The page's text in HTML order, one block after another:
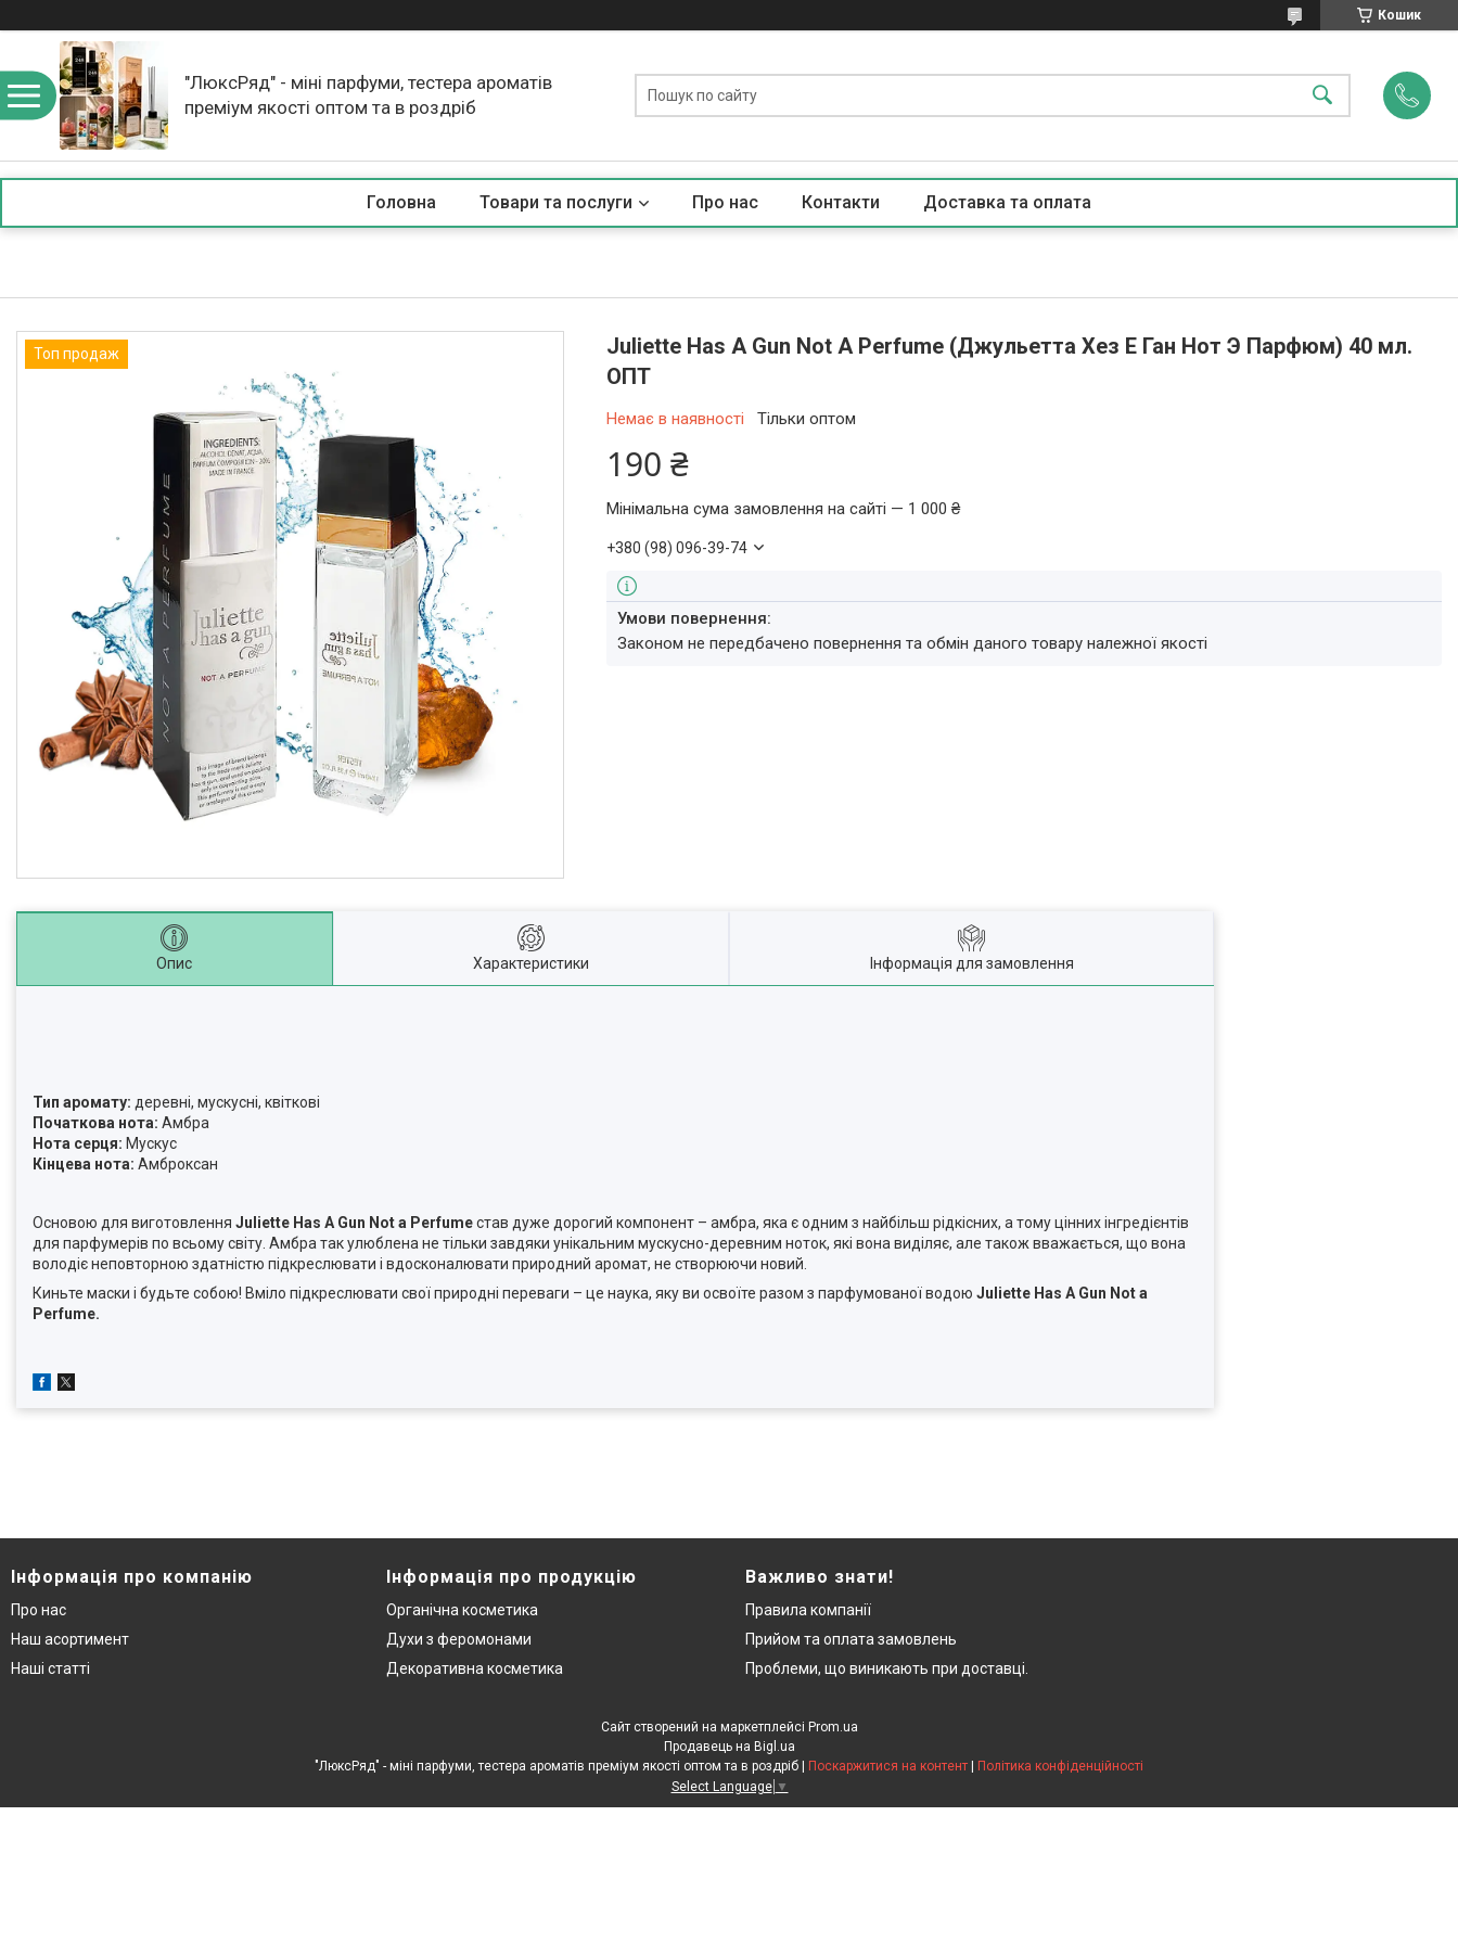
Кошик
"ЛюксРяд" - міні парфуми, тестера ароматів
преміум якості оптом та в роздріб
Головна Товари та послуги Про нас Контакти Доставка та оплата
Топ продаж
Juliette Has A Gun Not A Perfume (Джульетта Хез Е Ган Нот Э Парфюм) 40 мл.
ОПТ
Немає в наявності Тільки оптом
190 ₴
Мінімальна сума замовлення на сайті — 1 000 ₴
+380 (98) 096-39-74
Законом не передбачено повернення та обмін даного товару належної якості
Опис Характеристики Інформація для замовлення
Тип аромату: деревні, мускусні, квіткові
Початкова нота: Амбра
Нота серця: Мускус
Кінцева нота: Амброксан
Основою для виготовлення Juliette Has A Gun Not a Perfumeстав дуже дорогий компонент – амбра, яка є одним з найбільш рідкісних, а тому цінних інгредієнтів
для парфумерів по всьому світу. Амбра так улюблена не тільки завдяки унікальним мускусно-деревним ноток, які вона виділяє, але також вважається, що вона
володіє неповторною здатністю підкреслювати і вдосконалювати природний аромат, не створюючи новий.
Киньте маски і будьте собою! Вміло підкреслювати свої природні переваги – це наука, яку ви освоїте разом з парфумованої водою Juliette Has A Gun Not a
Perfume.
Інформація про компанію
Про нас
Наш асортимент
Наші статті
Інформація про продукцію
Органічна косметика
Духи з феромонами
Декоративна косметика
Важливо знати!
Правила компанії
Прийом та оплата замовлень
Проблеми, що виникають при доставці.
Сайт створений на маркетплейсі Prom.ua
Продавець на Bigl.ua
"ЛюксРяд" - міні парфуми, тестера ароматів преміум якості оптом та в роздріб | Поскаржитися на контент | Політика конфіденційності
Select Language ▼